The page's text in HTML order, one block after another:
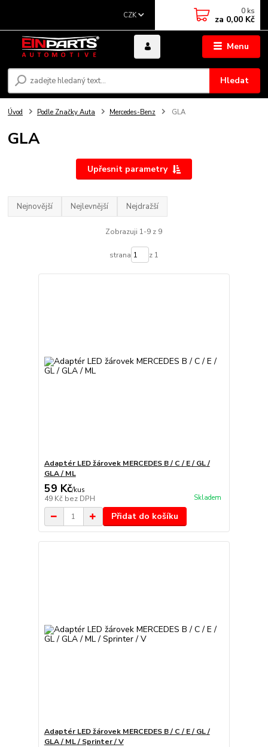
Menu
CZK
Hledat
0 ks
za 0,00 Kč
Úvod Podle Značky Auta Mercedes-Benz GLA
GLA
Upřesnit parametry
Nejnovější Nejlevnější Nejdražší
Zobrazuji 1-9 z 9
strana z 1
Adaptér LED žárovek MERCEDES B / C / E / GL /
GLA / ML
59 Kč/kus
49 Kč bez DPH Skladem
Přidat do košíku
Adaptér LED žárovek MERCEDES B / C / E / GL /
GLA / ML / Sprinter / V